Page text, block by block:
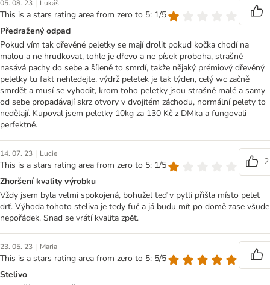
05. 08. 23 | Lukáš
This is a stars rating area from zero to 5: 1/5
Předražený odpad
Pokud vím tak dřevěné peletky se mají drolit pokud kočka chodí na
malou a ne hrudkovat, tohle je dřevo a ne písek proboha, strašně
nasává pachy do sebe a šíleně to smrdí, takže nějaký prémiový dřevěný
peletky tu fakt nehledejte, výdrž peletek je tak týden, celý wc začně
smrdět a musí se vyhodit, krom toho peletky jsou strašně malé a samy
od sebe propadávají skrz otvory v dvojitém záchodu, normální pelety to
nedělají. Kupoval jsem peletky 10kg za 130 Kč z DMka a fungovali
perfektně.
14. 07. 23 | Lucie
This is a stars rating area from zero to 5: 1/5
2
Zhoršení kvality výrobku
Vždy jsem byla velmi spokojená, bohužel teď v pytli přišla místo pelet
drť. Výhoda tohoto steliva je tedy fuč a já budu mít po domě zase všude
nepořádek. Snad se vrátí kvalita zpět.
23. 05. 23 | Maria
This is a stars rating area from zero to 5: 5/5
Stelivo